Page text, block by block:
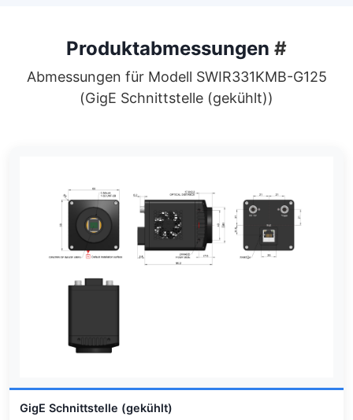
Produktabmessungen #
Abmessungen für Modell SWIR331KMB-G125
(GigE Schnittstelle (gekühlt))
GigE Schnittstelle (gekühlt)